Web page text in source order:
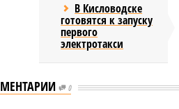
В Кисловодске
готовятся к запуску
первого
электротакси
0